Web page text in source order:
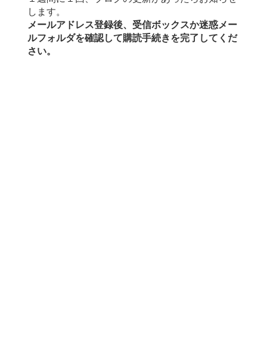
します。
メールアドレス登録後、受信ボックスか迷惑メー
ルフォルダを確認して購読手続きを完了してくだ
さい。